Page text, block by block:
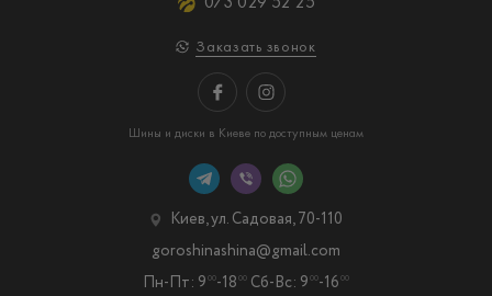
Заказать звонок
Шины и диски в Киеве по доступным ценам
Киев, ул. Садовая, 70-110
Пн-Пт: 9 00-18 00 Сб-Вс: 9 00-16 00
goroshinashina@gmail.com